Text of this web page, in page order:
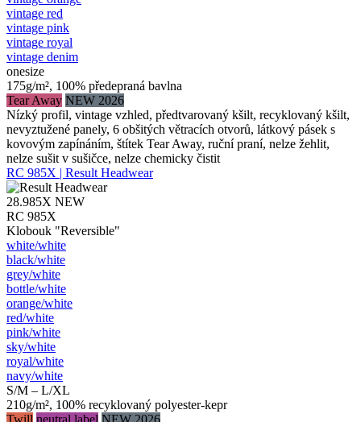
vintage red
vintage pink
vintage royal
vintage denim
onesize
175g/m², 100% předepraná bavlna
Tear Away NEW 2026
Nízký profil, vintage vzhled, předtvarovaný kšilt, recyklovaný kšilt,
nevyztužené panely, 6 obšitých větracích otvorů, látkový pásek s
kovovým zapínáním, štítek Tear Away, ruční praní, nelze žehlit,
nelze sušit v sušičce, nelze chemicky čistit
RC 985X | Result Headwear
28.985X NEW
RC 985X
Klobouk "Reversible"
white/​white
black/​white
grey/​white
bottle/​white
orange/​white
red/​white
pink/​white
sky/​white
royal/​white
navy/​white
S/M – L/XL
210g/m², 100% recyklovaný polyester-kepr
Twill neutral label NEW 2026